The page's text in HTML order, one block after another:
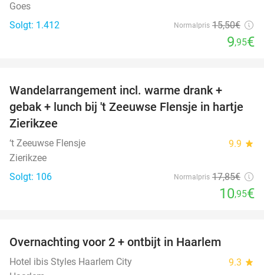
Goes
Solgt: 1.412
Normalpris 15,50€
9,95€
Wandelarrangement incl. warme drank +
gebak + lunch bij 't Zeeuwse Flensje in hartje
Zierikzee
‘t Zeeuwse Flensje 9.9 star
Zierikzee
Solgt: 106
Normalpris 17,85€
10,95€
Overnachting voor 2 + ontbijt in Haarlem
Hotel ibis Styles Haarlem City 9.3 star